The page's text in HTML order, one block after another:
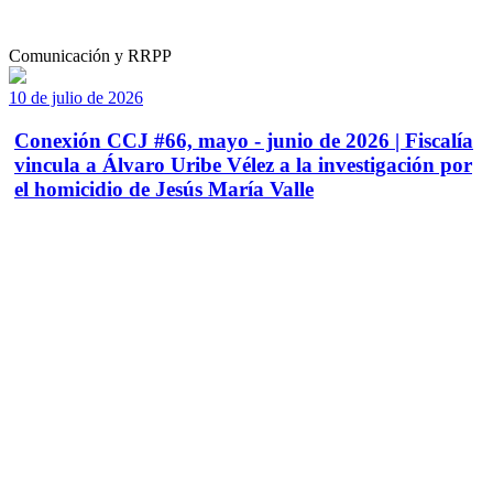
Comunicación y RRPP
10 de julio de 2026
Conexión CCJ #66, mayo - junio de 2026 | Fiscalía
vincula a Álvaro Uribe Vélez a la investigación por
el homicidio de Jesús María Valle